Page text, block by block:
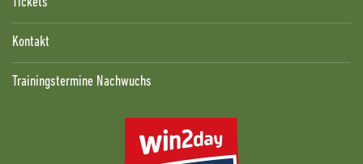
Kontakt
Trainingstermine Nachwuchs